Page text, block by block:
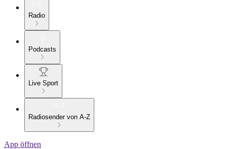
Radio
Podcasts
Live Sport
Radiosender von A-Z
App öffnen